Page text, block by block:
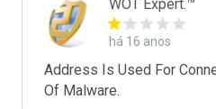
WOT Expert.™
há 16 anos
Address Is Used For
Of Malware.